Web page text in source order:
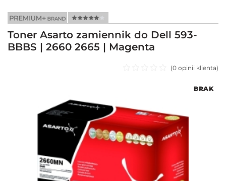
Toner Asarto zamiennik do Dell 593-
BBBS | 2660 2665 | Magenta
(0 opinii klienta)
BRAK